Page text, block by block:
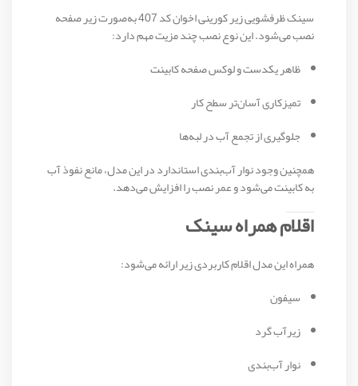
سینک ظرفشویی زیر کورینی اخوان کد 407 به‌صورت زیر صفحه
نصب می‌شود. این نوع نصب چند مزیت مهم دارد:
ظاهر یکدست و لوکس صفحه کابینت
تمیزکاری آسان‌تر سطح کار
جلوگیری از تجمع آب در لبه‌ها
همچنین وجود نوار آب‌بندی استاندارد در این مدل، مانع نفوذ آب
به کابینت می‌شود و عمر نصب را افزایش می‌دهد.
اقلام همراه سینک
همراه این مدل اقلام کاربردی زیر ارائه می‌شود:
سیفون
زیرآب گرد
نوار آب‌بندی